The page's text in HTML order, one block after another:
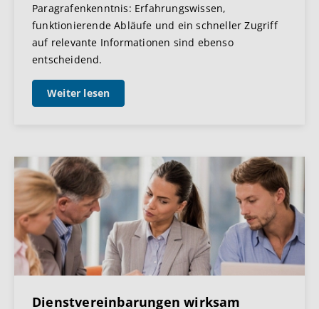
Paragrafenkenntnis: Erfahrungswissen,
funktionierende Abläufe und ein schneller Zugriff
auf relevante Informationen sind ebenso
entscheidend.
Weiter lesen
Dienstvereinbarungen wirksam